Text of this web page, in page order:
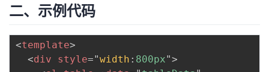
Programs
二、示例代码
<template>
<div style="width : 800px">